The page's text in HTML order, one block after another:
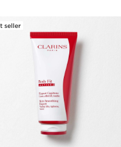
seller